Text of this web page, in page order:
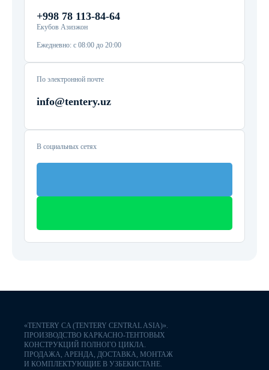
+998 78 113-84-64
Екубов Азизжон
Ежедневно: с 08:00 до 20:00
По электронной почте
info@tentery.uz
В социальных сетях
«TENTERY CA (TENTERY CENTRAL ASIA)».
ПРОИЗВОДСТВО КАРКАСНО-ТЕНТОВЫХ
КОНСТРУКЦИЙ ПОЛНОГО ЦИКЛА.
ПРОДАЖА, АРЕНДА, ДОСТАВКА, МОНТАЖ
И КОМПЛЕКТУЮЩИЕ В УЗБЕКИСТАНЕ.